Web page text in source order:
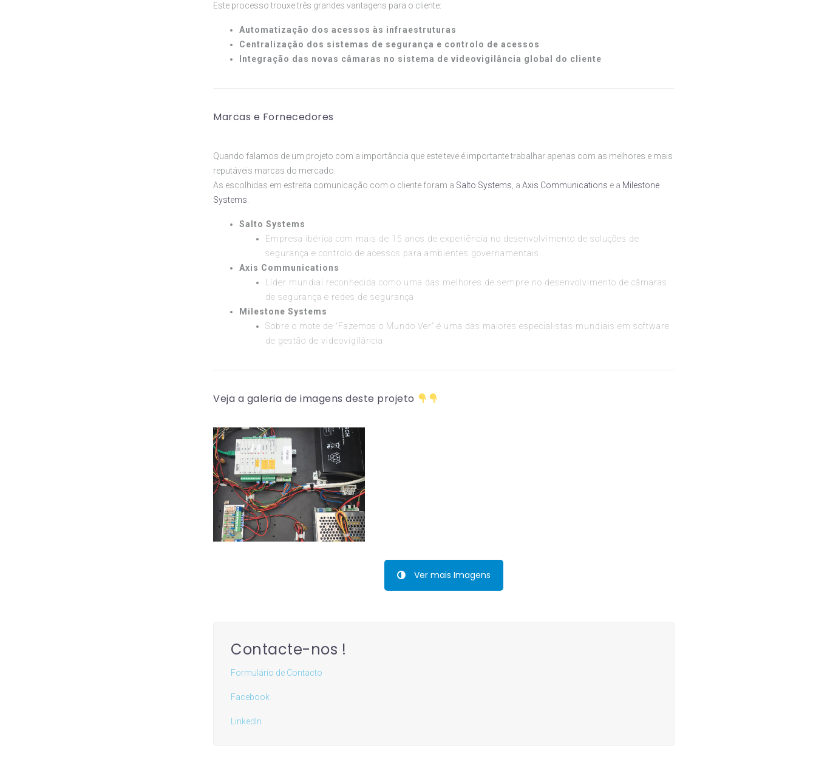
Este processo trouxe três grandes vantagens para o cliente:
Automatização dos acessos às infraestruturas
Centralização dos sistemas de segurança e controlo de acessos
Integração das novas câmaras no sistema de videovigilância global do cliente
Marcas e Fornecedores
Quando falamos de um projeto com a importância que este teve é importante trabalhar apenas com as melhores e mais
reputáveis marcas do mercado.
As escolhidas em estreita comunicação com o cliente foram a Salto Systems , a Axis Communications e a Milestone
Systems
Salto Systems
Empresa ibérica com mais de 15 anos de experiência no desenvolvimento de soluções de
segurança e controlo de acessos para ambientes governamentais.
Axis Communications
Líder mundial reconhecida como uma das melhores de sempre no desenvolvimento de câmaras
de segurança e redes de segurança
Milestone Systems
Sobre o mote de “Fazemos o Mundo Ver” é uma das maiores especialistas mundiais em software
de gestão de videovigilância.
Veja a galeria de imagens deste projeto
Ver mais Imagens
Contacte-nos !
Formulário de Contacto
Facebook
LinkedIn